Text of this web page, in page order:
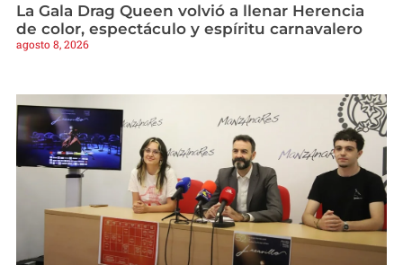
La Gala Drag Queen volvió a llenar Herencia
de color, espectáculo y espíritu carnavalero
agosto 8, 2026